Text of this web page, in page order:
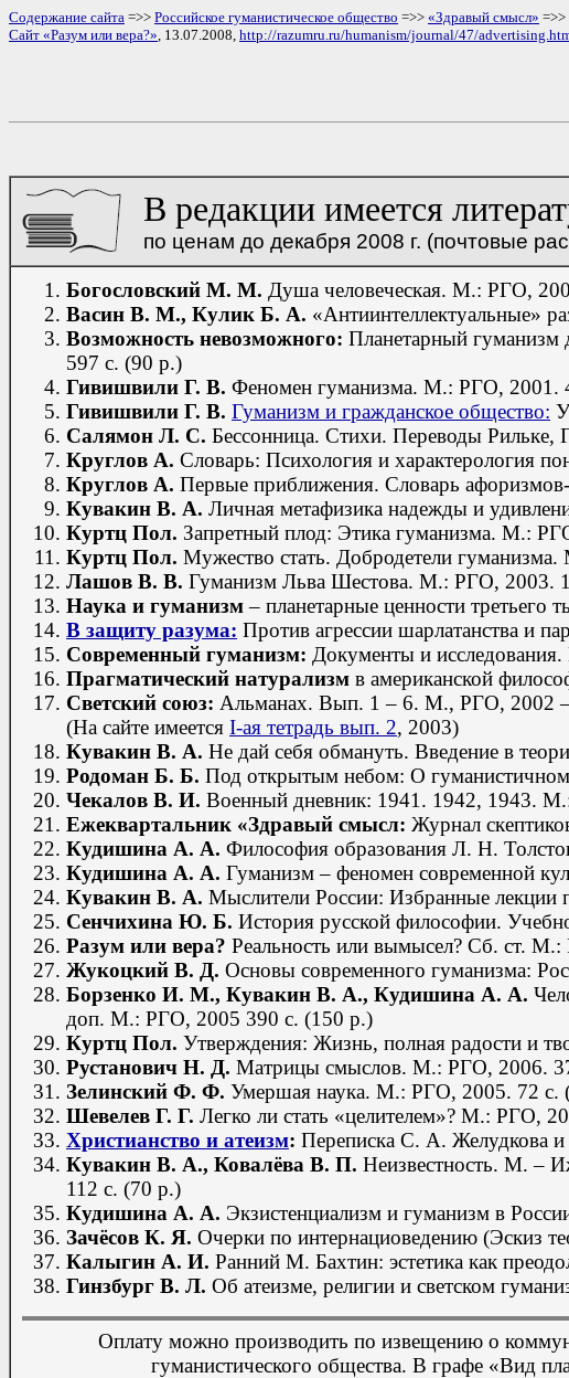
Содержание сайта =>> Российское гуманистическое общество =>> «Здравый смысл» =>>
Сайт «Разум или вера?», 13.07.2008, http://razumru.ru/humanism/journal/47/
В редакции имеется
по ценам до декабря 2008 г. (почтовые
Богословский М. М. Душа человеческая. М.: РГО,
Васин В. М., Кулик Б. А. «Антиинтеллектуальные»
Возможность невозможного: Планетарный
597 с. (90 р.)
Гивишвили Г. В. Феномен гуманизма. М.: РГО, 2001.
Гивишвили Г. В. Гуманизм и гражданское общество:
Салямон Л. С. Бессонница. Стихи. Переводы
Круглов А. Словарь: Психология и характерология
Круглов А. Первые приближения. Словарь
Кувакин В. А. Личная метафизика надежды и
Куртц Пол. Запретный плод: Этика гуманизма. М.:
Куртц Пол. Мужество стать. Добродетели
Лашов В. В. Гуманизм Льва Шестова. М.: РГО, 2003.
Наука и гуманизм– планетарные ценности
В защиту разума: Против агрессии шарлатанства и
Современный гуманизм: Документы и
Прагматический натурализм в американской
Светский союз: Альманах. Вып. 1 – 6. М., РГО, 2002
(На сайте имеется I-ая тетрадь вып. 2, 2003)
Кувакин В. А. Не дай себя обмануть. Введение в
Родоман Б. Б. Под открытым небом: О
Чекалов В. И. Военный дневник: 1941. 1942, 1943.
Ежеквартальник «Здравый смысл: Журнал
Кудишина А. А. Философия образования Л. Н.
Кудишина А. А. Гуманизм – феномен современной
Кувакин В. А. Мыслители России: Избранные
Сенчихина Ю. Б. История русской философии.
Разум или вера? Реальность или вымысел? Сб. ст.
Жукоцкий В. Д. Основы современного гуманизма:
Борзенко И. М., Кувакин В. А., Кудишина А. А.
доп. М.: РГО, 2005 390 с. (150 р.)
Куртц Пол. Утверждения: Жизнь, полная радости и
Рустанович Н. Д. Матрицы смыслов. М.: РГО, 2006.
Зелинский Ф. Ф. Умершая наука. М.: РГО, 2005. 72 с.
Шевелев Г. Г. Легко ли стать «целителем»? М.: РГО,
Христианство и атеизм: Переписка С. А. Желудкова
Кувакин В. А., Ковалёва В. П. Неизвестность. М. –
112 с. (70 р.)
Кудишина А. А. Экзистенциализм и гуманизм в
Зачёсов К. Я. Очерки по интернациоведению (Эскиз
Калыгин А. И. Ранний М. Бахтин: эстетика как
Гинзбург В. Л. Об атеизме, религии и светском
Оплату можно производить по извещению о
гуманистического общества. В графе «Вид